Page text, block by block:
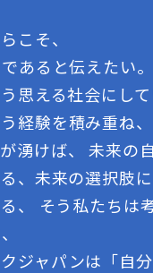
こそ、
あると伝えたい。
思える社会にして
経験を積み重ね、
湧けば、 未来の
、未来の選択肢に
、 そう私たちは
ジャパンは「自